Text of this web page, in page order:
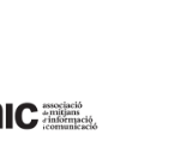
baño sin